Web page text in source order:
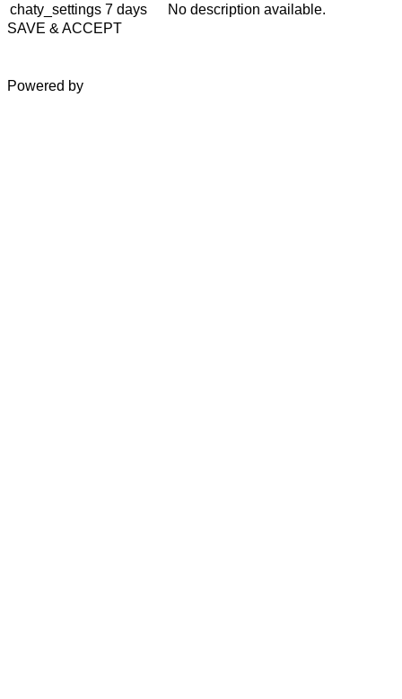
chaty_settings 7 days
No description available.
SAVE & ACCEPT
Powered by